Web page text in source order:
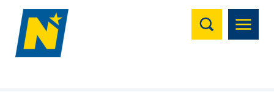
Suchen